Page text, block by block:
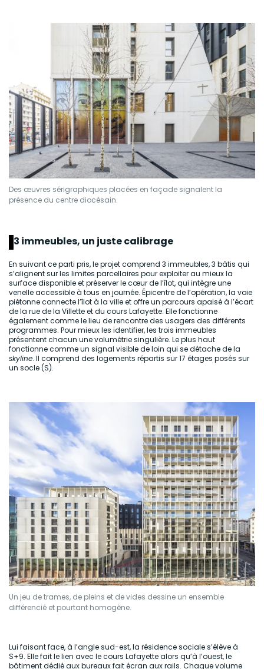
Des œuvres sérigraphiques placées en façade signalent la
présence du centre diocésain.
3 immeubles, un juste calibrage
En suivant ce parti pris, le projet comprend 3 immeubles, 3 bâtis qui
s’alignent sur les limites parcellaires pour exploiter au mieux la
surface disponible et préserver le cœur de l’îlot, qui intègre une
venelle accessible à tous en journée. Épicentre de l’opération, la voie
piétonne connecte l’îlot à la ville et offre un parcours apaisé à l’écart
de la rue de la Villette et du cours Lafayette. Elle fonctionne
également comme le lieu de rencontre des usagers des différents
programmes. Pour mieux les identifier, les trois immeubles
présentent chacun une volumétrie singulière. Le plus haut
fonctionne comme un signal visible de loin qui se détache de la
skyline. Il comprend des logements répartis sur 17 étages posés sur
un socle (S).
Un jeu de trames, de pleins et de vides dessine un ensemble
différencié et pourtant homogène.
Lui faisant face, à l’angle sud-est, la résidence sociale s’élève à
S+9. Elle fait le lien avec le cours Lafayette alors qu’à l’ouest, le
bâtiment dédié aux bureaux fait écran aux rails. Chaque volume